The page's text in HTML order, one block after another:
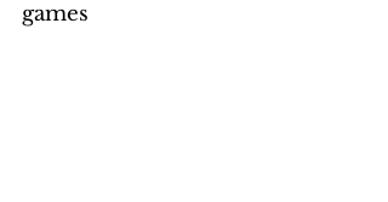
games